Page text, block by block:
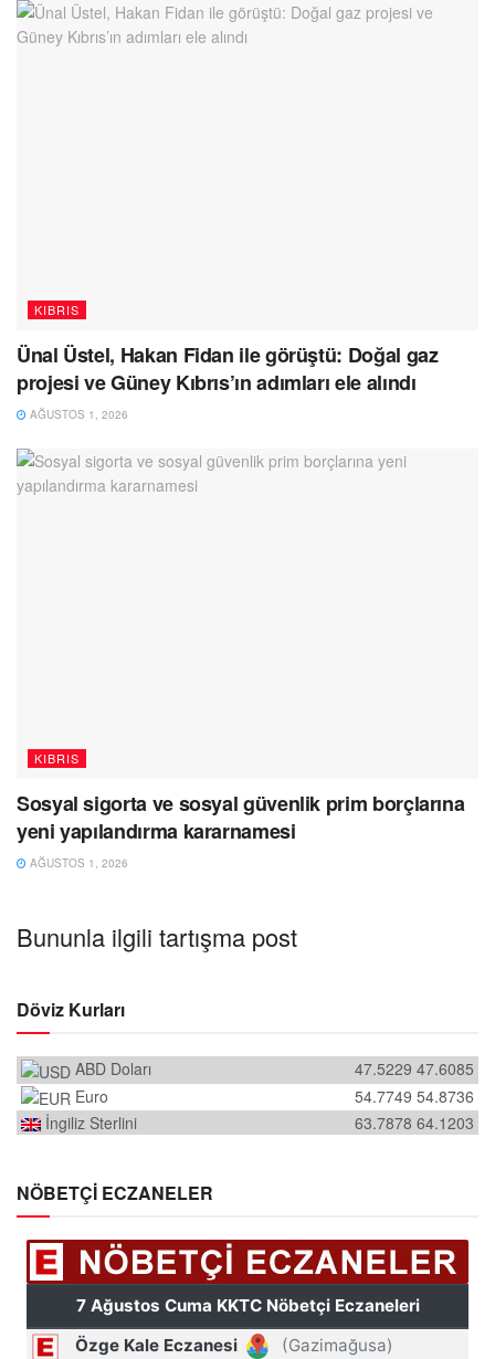
KIBRIS
Ünal Üstel, Hakan Fidan ile görüştü: Doğal gaz
projesi ve Güney Kıbrıs’ın adımları ele alındı
AĞUSTOS 1, 2026
KIBRIS
Sosyal sigorta ve sosyal güvenlik prim borçlarına
yeni yapılandırma kararnamesi
AĞUSTOS 1, 2026
Bununla ilgili tartışma post
Döviz Kurları
ABD Doları 47.6085
47.5229
Euro
54.8736
54.7749
İngiliz Sterlini
64.1203
63.7878
NÖBETÇİ ECZANELER